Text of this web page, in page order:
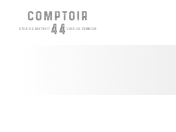
Πίνακας διαχείρισης "Μπισκότων" (Cookies)